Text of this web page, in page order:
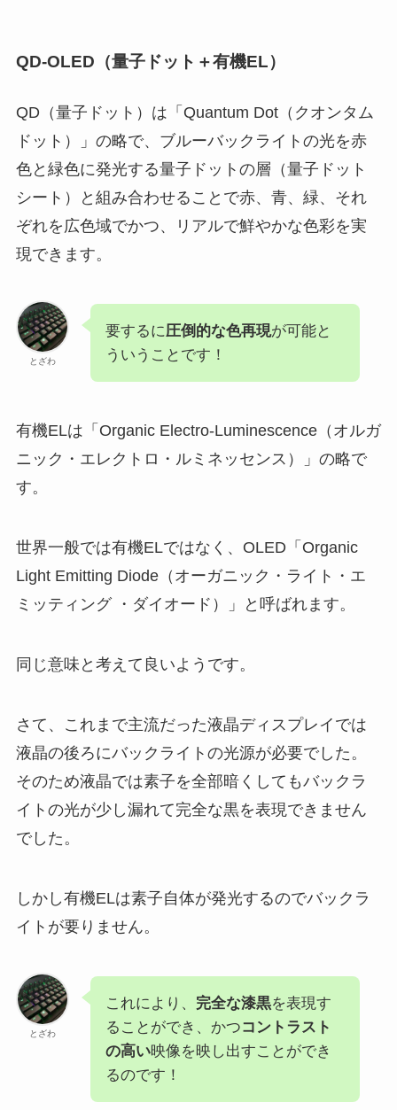
QD-OLED（量子ドット＋有機EL）
QD（量子ドット）は「Quantum Dot（クオンタム
ドット）」の略で、ブルーバックライトの光を赤
色と緑色に発光する量子ドットの層（量子ドット
シート）と組み合わせることで赤、青、緑、それ
ぞれを広色域でかつ、リアルで鮮やかな色彩を実
現できます。
とざわ
要するに圧倒的な色再現が可能と
ういうことです！
有機ELは「Organic Electro-Luminescence（オルガ
ニック・エレクトロ・ルミネッセンス）」の略で
す。
世界一般では有機ELではなく、OLED「Organic
Light Emitting Diode（オーガニック・ライト・エ
ミッティング ・ダイオード）」と呼ばれます。
同じ意味と考えて良いようです。
さて、これまで主流だった液晶ディスプレイでは
液晶の後ろにバックライトの光源が必要でした。
そのため液晶では素子を全部暗くしてもバックラ
イトの光が少し漏れて完全な黒を表現できません
でした。
しかし有機ELは素子自体が発光するのでバックラ
イトが要りません。
とざわ
これにより、 完全な漆黒を表現す
ることができ、かつコントラスト
の高い映像を映し出すことができ
るのです！